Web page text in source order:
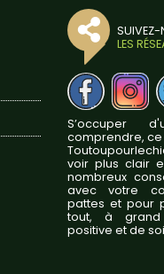
SUIVEZ-
LES
S’occuper
comprendre, ce
voir plus clair
nombreux
avec votre
pattes et pour
tout, à grand
positive et de